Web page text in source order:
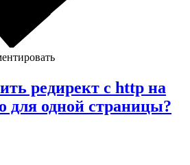
редирект с http на
для одной страницы?